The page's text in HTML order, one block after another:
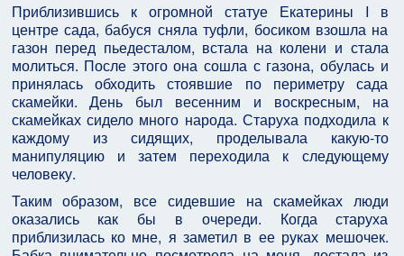
Приблизившись к огромной статуе Екатерины I в
центре сада, бабуся сняла туфли, босиком взошла на
газон перед пьедесталом, встала на колени и стала
молиться. После этого она сошла с газона, обулась и
принялась обходить стоявшие по периметру сада
скамейки. День был весенним и воскресным, на
скамейках сидело много народа. Старуха подходила к
каждому из сидящих, проделывала какую-то
манипуляцию и затем переходила к следующему
человеку.
Таким образом, все сидевшие на скамейках люди
оказались как бы в очереди. Когда старуха
приблизилась ко мне, я заметил в ее руках мешочек.